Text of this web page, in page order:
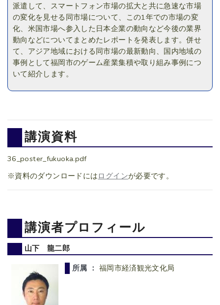
派遣して、スマートフォン市場の拡大と共に急速な市場
の変化を見せる同市場について、この1年での市場の変
化、米国市場へ参入した日本企業の動向など今後の業界
動向などについてまとめたレポートを発表します。併せ
て、アジア地域における同市場の最新動向、国内地域の
事例として福岡市のゲーム産業集積や取り組み事例につ
いて紹介します。
講演資料
36_poster_fukuoka.pdf
※資料のダウンロードには ログインが必要です。
講演者プロフィール
山下 龍二郎
所属 ： 福岡市経済観光文化局